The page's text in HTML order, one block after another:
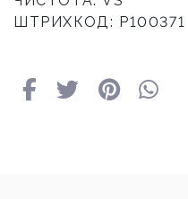
ШТРИХКОД: P100371